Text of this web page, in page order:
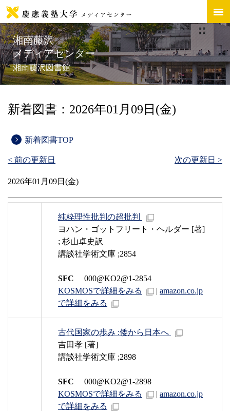
湘南藤沢
メディアセンター
湘南藤沢図書館
新着図書：2026年01月09日(金)
新着図書TOP
< 前の更新日 次の更新日 >
2026年01月09日(金)
純粋理性批判の超批判
ヨハン・ゴットフリート・ヘルダー [著]
; 杉山卓史訳
講談社学術文庫 ;2854
SFC 000@KO2@1-2854
KOSMOSで詳細をみる
| amazon.co.jp
で詳細をみる
古代国家の歩み :倭から日本へ
吉田孝 [著]
講談社学術文庫 ;2898
SFC 000@KO2@1-2898
KOSMOSで詳細をみる
| amazon.co.jp
で詳細をみる